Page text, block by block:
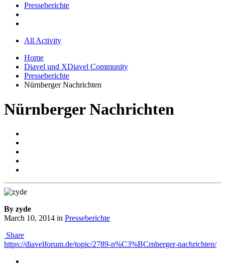
Presseberichte
All Activity
Home
Diavel und XDiavel Community
Presseberichte
Nürnberger Nachrichten
Nürnberger Nachrichten
By zyde
March 10, 2014 in Presseberichte
Share
https://diavelforum.de/topic/2789-n%C3%BCrnberger-nachrichten/